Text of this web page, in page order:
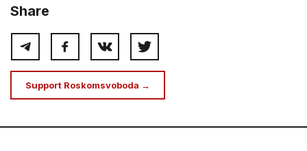
Share
Support Roskomsvoboda →